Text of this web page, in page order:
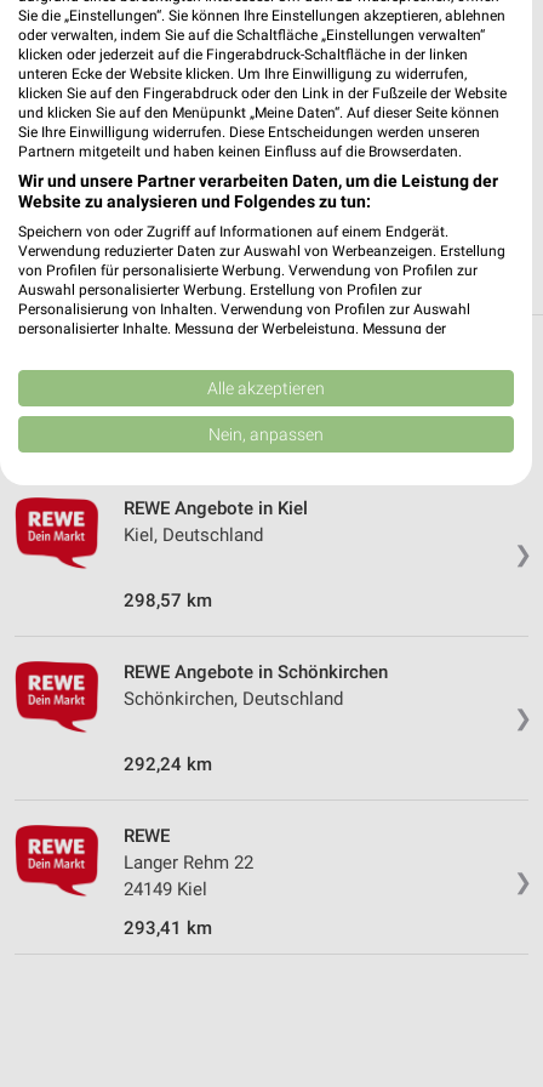
✔Standortgenaue Angebote
✔Folge deinem Lieblingshändler
✔Push-Benachrichtigungen bei neuen Prospekten
✔Einkaufsliste - Einkauf stressfrei planen
JETZT LADEN UND SPAREN!
Weitere REWE Geschäfte mit Angeboten in
und um Heikendorf
5 Geschäfte und Orte
❯
REWE Angebote in Kiel
Kiel, Deutschland
298,57 km
❯
REWE Angebote in Schönkirchen
Schönkirchen, Deutschland
292,24 km
❯
REWE
Langer Rehm 22
24149 Kiel
293,41 km
Sie die „Einstellungen“. Sie können Ihre Einstellungen akzeptieren, ablehnen
oder verwalten, indem Sie auf die Schaltfläche „Einstellungen verwalten“
klicken oder jederzeit auf die Fingerabdruck-Schaltfläche in der linken
unteren Ecke der Website klicken. Um Ihre Einwilligung zu widerrufen,
klicken Sie auf den Fingerabdruck oder den Link in der Fußzeile der Website
und klicken Sie auf den Menüpunkt „Meine Daten“. Auf dieser Seite können
Sie Ihre Einwilligung widerrufen. Diese Entscheidungen werden unseren
Partnern mitgeteilt und haben keinen Einfluss auf die Browserdaten.
Wir und unsere Partner verarbeiten Daten, um die Leistung der
Website zu analysieren und Folgendes zu tun:
Speichern von oder Zugriff auf Informationen auf einem Endgerät.
Verwendung reduzierter Daten zur Auswahl von Werbeanzeigen. Erstellung
von Profilen für personalisierte Werbung. Verwendung von Profilen zur
Auswahl personalisierter Werbung. Erstellung von Profilen zur
Personalisierung von Inhalten. Verwendung von Profilen zur Auswahl
personalisierter Inhalte. Messung der Werbeleistung. Messung der
Kombinationen von Daten aus verschiedenen Quellen. Entwicklung und
Verbesserung der Angebote. Verwendung reduzierter Daten zur Auswahl
von Inhalten.
Daten können außerhalb der Europäischen Union weitergegeben und in die
USA gesendet werden.
Website/App.
Partnerliste anzeigen (1 IAB-Anbieter)
Wir nutzen Ihre Daten für folgende Zwecke:
Verwendung reduzierter Daten zur Auswahl von
Werbeanzeigen
Erstellung von Profilen für personalisierte
Verwendung von Profilen zur Auswahl
personalisierter Werbung
Erstellung von Profilen zur Personalisierung
von Inhalten
Alle akzeptieren
Nein, anpassen